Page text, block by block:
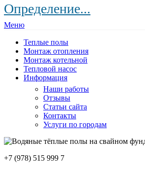
Определение...
Меню
Теплые полы
Монтаж отопления
Монтаж котельной
Тепловой насос
Информация
Наши работы
Отзывы
Статьи сайта
Контакты
Услуги по городам
+7 (978) 515 999 7